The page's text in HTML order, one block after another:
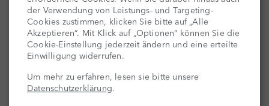
der Verwendung von Leistungs- und Targeting-
Cookies zustimmen, klicken Sie bitte auf „Alle
Akzeptieren“. Mit Klick auf „Optionen“ können Sie die
Cookie-Einstellung jederzeit ändern und eine erteilte
Einwilligung widerrufen.
Um mehr zu erfahren, lesen sie bitte unsere
Datenschutzerklärung.